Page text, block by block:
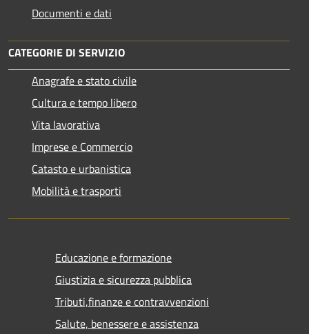
Documenti e dati
CATEGORIE DI SERVIZIO
Anagrafe e stato civile
Cultura e tempo libero
Vita lavorativa
Imprese e Commercio
Catasto e urbanistica
Mobilità e trasporti
Educazione e formazione
Giustizia e sicurezza pubblica
Tributi,finanze e contravvenzioni
Salute, benessere e assistenza